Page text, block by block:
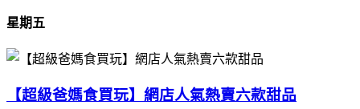
星期五
【超級爸媽食買玩】網店人氣熱賣六款甜品